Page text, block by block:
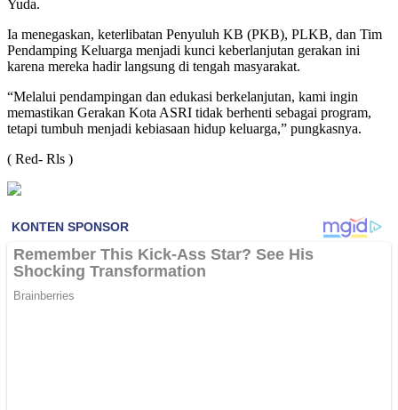
Yuda.
Ia menegaskan, keterlibatan Penyuluh KB (PKB), PLKB, dan Tim
Pendamping Keluarga menjadi kunci keberlanjutan gerakan ini
karena mereka hadir langsung di tengah masyarakat.
“Melalui pendampingan dan edukasi berkelanjutan, kami ingin
memastikan Gerakan Kota ASRI tidak berhenti sebagai program,
tetapi tumbuh menjadi kebiasaan hidup keluarga,” pungkasnya.
( Red- Rls )